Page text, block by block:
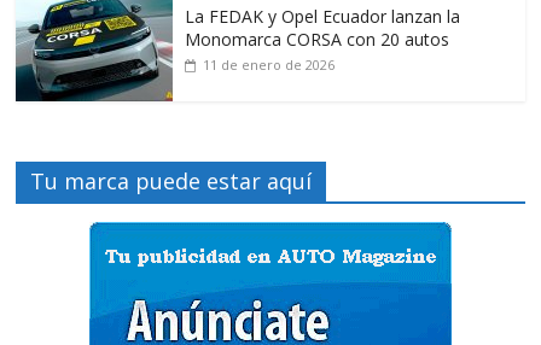
La FEDAK y Opel Ecuador lanzan la
Monomarca CORSA con 20 autos
11 de enero de 2026
Tu marca puede estar aquí